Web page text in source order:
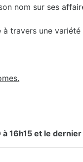
nom sur ses
travers une
16h15 et le